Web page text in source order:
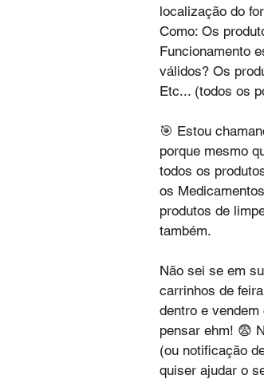
localização do
Como: Os
Funcionamento
válidos? Os
Etc... (todos os
🎯 Estou
porque mesmo
todos os
os
produtos de
também.
Não sei se em
carrinhos de
dentro e
pensar ehm! 😨
(ou notificação
quiser ajudar o